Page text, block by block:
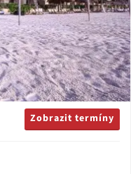
Zobrazit termíny